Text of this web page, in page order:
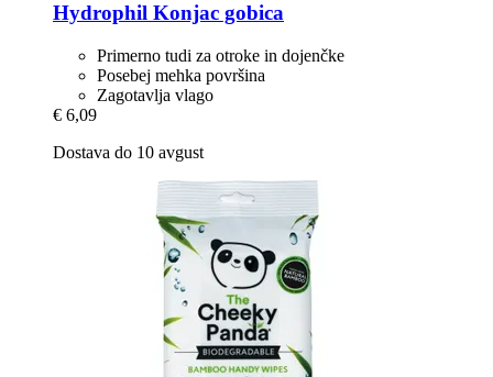
Hydrophil Konjac gobica
Primerno tudi za otroke in dojenčke
Posebej mehka površina
Zagotavlja vlago
€ 6,09
Dostava do 10 avgust